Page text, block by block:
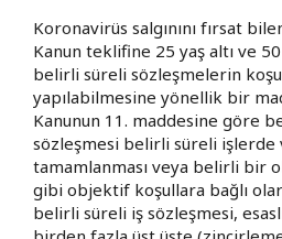
Koronavirüs salgınını fırsat
Kanun teklifine 25 yaş altı ve
belirli süreli sözleşmelerin
yapılabilmesine yönellik bir
Kanunun 11. maddesine göre
sözleşmesi belirli süreli işlerde
tamamlanması veya belirli bir
gibi objektif koşullara bağlı
belirli süreli iş sözleşmesi,